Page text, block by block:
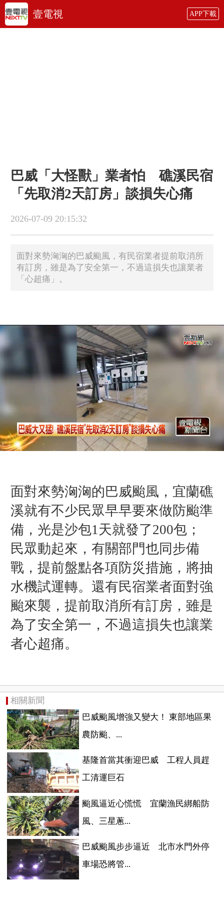
壹電視 APP下載
巴威「大怪獸」業者怕 礁溪民宿
「先取消2天訂房」談損失心痛
2026-07-09 20:15:32
面對來勢洶洶的巴威颱風，有民宿業者提前取消所
有訂房，雖是為了安全第一，不過這損失也讓業者
「心超痛」。
面對來勢洶洶的巴威颱風，宜蘭礁
溪就有不少民眾早早要來做防颱準
備，光是沙包1天就發了200包；
民眾動起來，有關部門也同步備
戰，提前盤點各項防災措施，將抽
水機試運轉。還有民宿業者面對強
颱來襲，提前取消所有訂房，雖是
為了安全第一，不過這損失也讓業
者心超痛。
相關新聞
巴威颱風增強又變大！ 東部地區果
農防颱、...
基隆首當其衝迎巴威 工程人員趕
工清運巨石
颱風逼近心慌慌 宜蘭漁民綁船防
風、三星蔥...
巴威颱風步步逼近 北市水門外停
車場恐將管...